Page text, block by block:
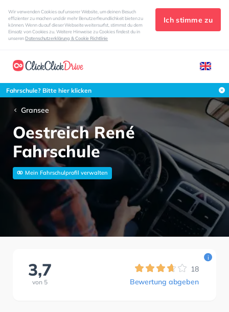
Wir verwenden Cookies auf unserer Website, um deinen Besuch
effizienter zu machen und dir mehr Benutzerfreundlichkeit bieten zu
können. Wenn du auf dieser Webseite weitersurfst, stimmst du dem
Einsatz von Cookies zu. Weitere Hinweise zu Cookies findest du in
unserenDatenschutzerklärung & Cookie Richtlinie
Ich stimme zu
Fahrschule? Bitte hier klicken
Gransee
Oestreich René
Fahrschule
Mein Fahrschulprofil verwalten
3,7
von 5
18
Bewertung abgeben
i